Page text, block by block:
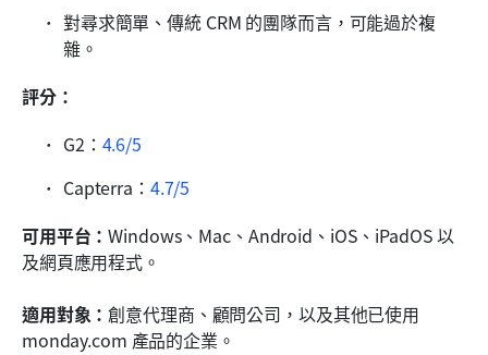
對尋求簡單、傳統 CRM 的團隊而言，可能過於複
雜。
評分：
G2： 4.6/5
Capterra： 4.7/5
可用平台：Windows、Mac、Android、iOS、iPadOS 以
及網頁應用程式。
適用對象：創意代理商、顧問公司，以及其他已使用
monday.com 產品的企業。